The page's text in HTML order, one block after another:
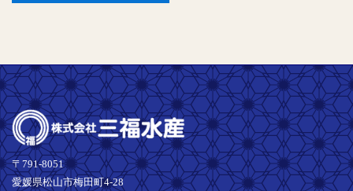
〒791-8051
愛媛県松山市梅田町4-28